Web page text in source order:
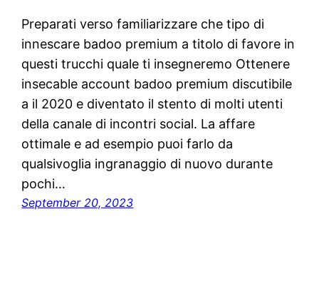
Preparati verso familiarizzare che tipo di
innescare badoo premium a titolo di favore in
questi trucchi quale ti insegneremo Ottenere
insecable account badoo premium discutibile
a il 2020 e diventato il stento di molti utenti
della canale di incontri social. La affare
ottimale e ad esempio puoi farlo da
qualsivoglia ingranaggio di nuovo durante
pochi…
September 20, 2023